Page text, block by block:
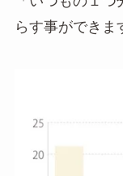
らす事ができま